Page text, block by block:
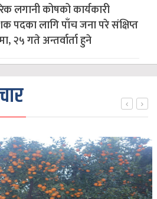
लगानी कोषको कार्यकारी
पदका लागि पाँच जना परे संक्षिप्त
२५ गते अन्तर्वार्ता हुने